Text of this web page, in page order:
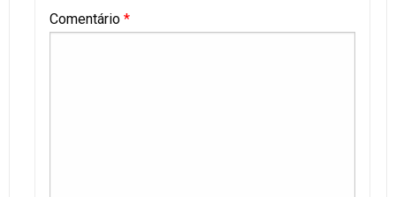
Comentário *